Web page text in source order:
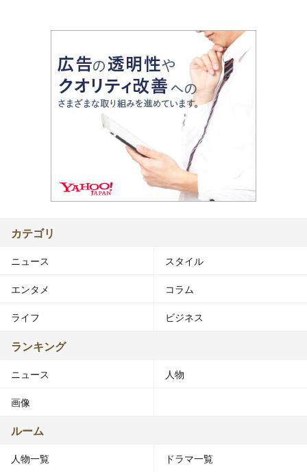
カテゴリ
ニュース スタイル
エンタメ コラム
ライフ ビジネス
ランキング
ニュース 人物
画像
ルーム
人物一覧 ドラマ一覧